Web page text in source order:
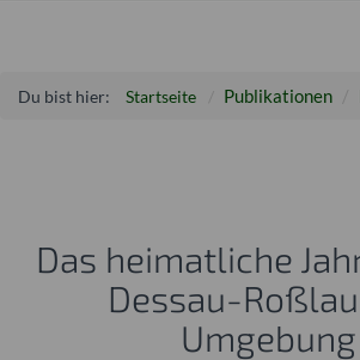
Du bist hier: Startseite Publikationen
Das heimatliche
Dessau-
Umgebung